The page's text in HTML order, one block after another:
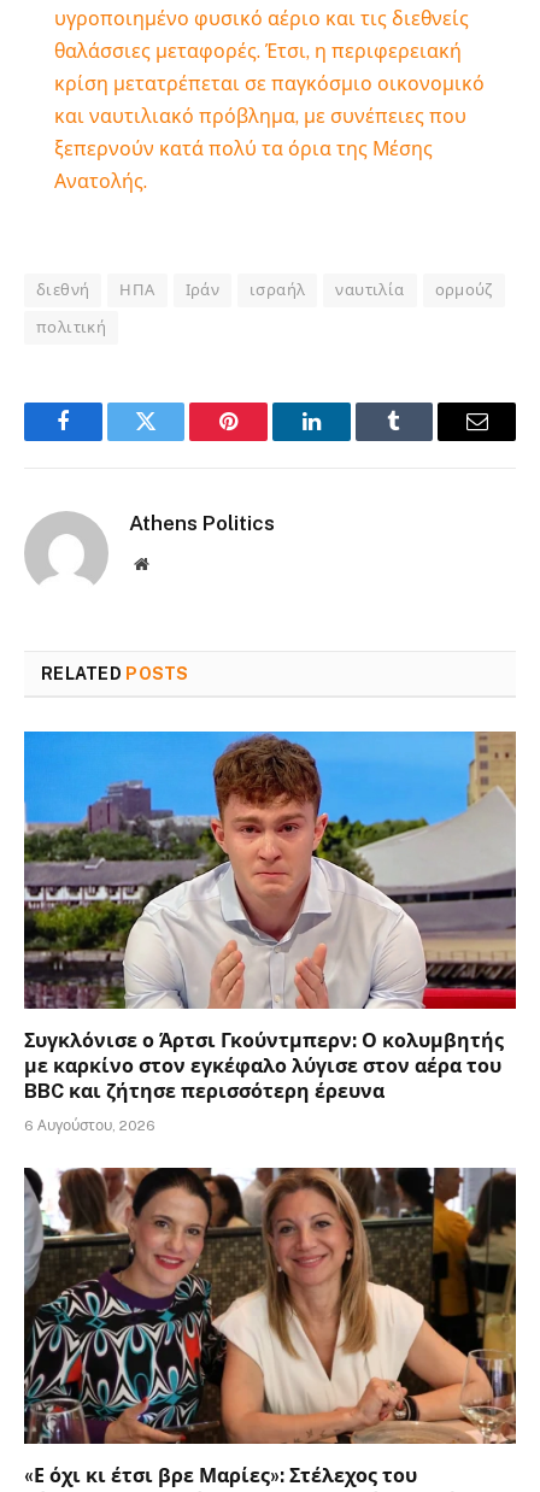
υγροποιημένο φυσικό αέριο και τις διεθνείς
θαλάσσιες μεταφορές. Έτσι, η περιφερειακή
κρίση μετατρέπεται σε παγκόσμιο οικονομικό
και ναυτιλιακό πρόβλημα, με συνέπειες που
ξεπερνούν κατά πολύ τα όρια της Μέσης
Ανατολής.
διεθνή ΗΠΑ Ιράν ισραήλ ναυτιλία ορμούζ
πολιτική
FacebookTwitter Pinterest LinkedInTumblr Email
Athens Politics
Website
RELATED POSTS
Συγκλόνισε ο Άρτσι Γκούντμπερν: Ο κολυμβητής
με καρκίνο στον εγκέφαλο λύγισε στον αέρα του
BBC και ζήτησε περισσότερη έρευνα
6 Αυγούστου, 2026
«Ε όχι κι έτσι βρε Μαρίες»: Στέλεχος του